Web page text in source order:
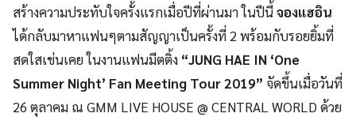
สร้างความประทับใจครั้งแรกเมื่อปีที่ผ่านมา ในปีนี้จองแฮอิน
ได้กลับมาหาแฟนๆตามสัญญาเป็นครั้งที่ 2 พร้อมกับรอยยิ้มที่
สดใสเช่นเคย ในงานแฟนมีตติ้ง “JUNG HAE IN ‘One
Summer Night’ Fan Meeting Tour 2019” จัดขึ้นเมื่อวันที่
26 ตุลาคม ณ GMM LIVE HOUSE @ CENTRAL WORLD ด้วย